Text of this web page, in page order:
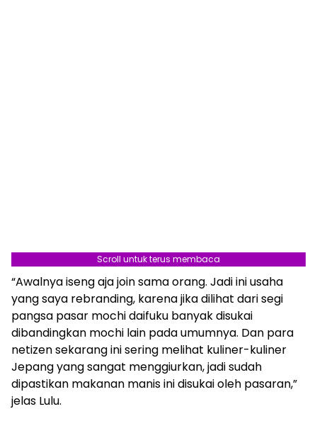
Berita Terkait:
Scroll untuk terus membaca
“Awalnya iseng aja join sama orang. Jadi ini usaha
yang saya rebranding, karena jika dilihat dari segi
pangsa pasar mochi daifuku banyak disukai
dibandingkan mochi lain pada umumnya. Dan para
netizen sekarang ini sering melihat kuliner-kuliner
Jepang yang sangat menggiurkan, jadi sudah
dipastikan makanan manis ini disukai oleh pasaran,”
jelas Lulu.